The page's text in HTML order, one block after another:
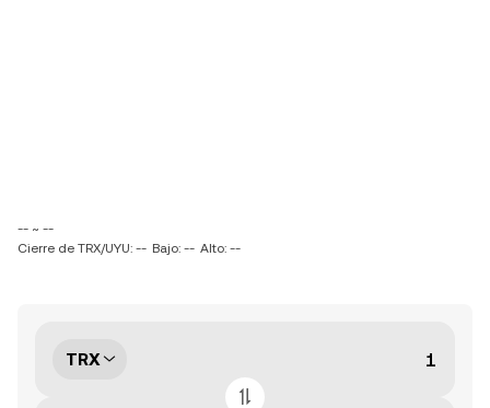
-- ~ --
Cierre de TRX/UYU: -- Bajo: -- Alto: --
TRX